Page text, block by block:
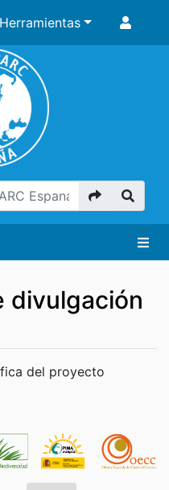
Herramientas
divulgación
del proyecto